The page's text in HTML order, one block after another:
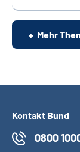
Mehr
Kontakt Bund
0800